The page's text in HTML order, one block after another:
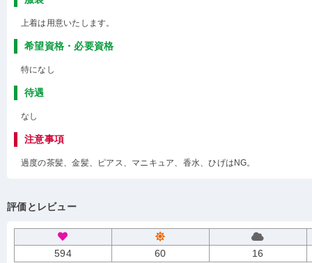
上着は用意いたします。
希望資格・必要資格
特になし
待遇
なし
注意事項
過度の茶髪、金髪、ピアス、マニキュア、香水、ひげはNG。
評価とレビュー
594 60 16